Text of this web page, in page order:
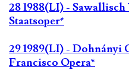
28 1988(LI) -
Staatsoper*
29 1989(LI) - Dohnányi
Francisco Opera*